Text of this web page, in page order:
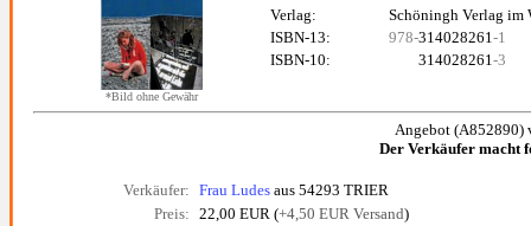
*Bild ohne Gewähr
Verlag:
Schöningh Verlag im
ISBN-13:
978-314028261-1
ISBN-10:
314028261-3
Angebot (A852890)
Der Verkäufer macht
Verkäufer: Frau Ludes aus 54293 TRIER
Preis: 22,00 EUR (+4,50 EUR Versand)